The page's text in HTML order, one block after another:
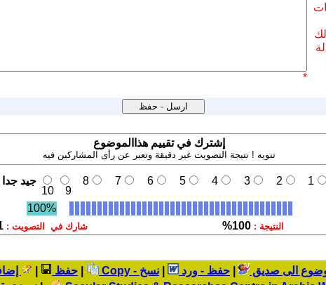
*
إشترك في تقييم هذاالموضوع
تنويه ! نتيجة التصويت غير دقيقة وتعبر عن رأى المشاركين فيه
1
2
3
4
5
6
7
8
9
10
جيد جدا
100%
النتيجة :100% شارك في التصويت :
الى صديق حفظ - ورد نسخ - Copy حفظ